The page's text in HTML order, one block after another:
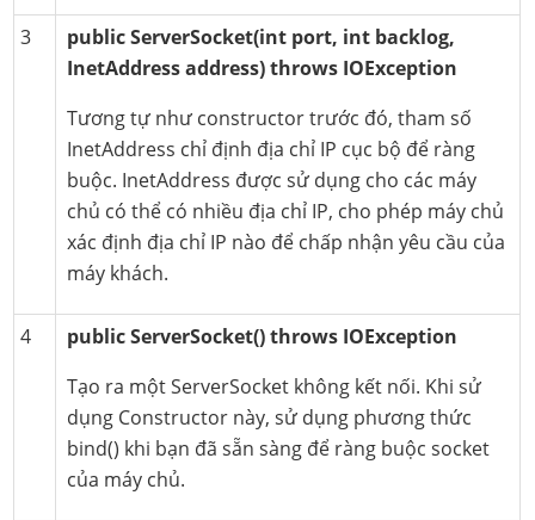
3
public ServerSocket(int port, int backlog,
InetAddress address) throws IOException
Tương tự như constructor trước đó, tham số
InetAddress chỉ định địa chỉ IP cục bộ để ràng
buộc. InetAddress được sử dụng cho các máy
chủ có thể có nhiều địa chỉ IP, cho phép máy chủ
xác định địa chỉ IP nào để chấp nhận yêu cầu của
máy khách.
4
public ServerSocket() throws IOException
Tạo ra một ServerSocket không kết nối. Khi sử
dụng Constructor này, sử dụng phương thức
bind() khi bạn đã sẵn sàng để ràng buộc socket
của máy chủ.